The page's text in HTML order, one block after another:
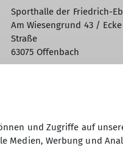
Sporthalle der Friedrich-
Am Wiesengrund 43 /
Straße
63075 Offenbach
und Zugriffe auf
Medien, Werbung und